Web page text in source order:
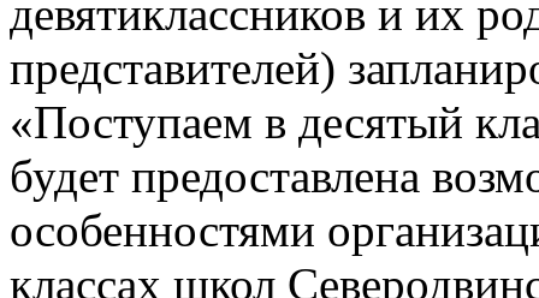
девятиклассников и их
представителей)
«Поступаем в десятый
будет предоставлена
особенностями
классах школ